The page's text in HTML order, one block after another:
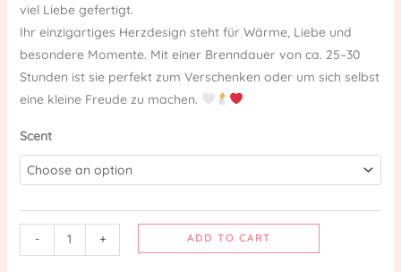
viel Liebe gefertigt.
Ihr einzigartiges Herzdesign steht für Wärme, Liebe und
besondere Momente. Mit einer Brenndauer von ca. 25–30
Stunden ist sie perfekt zum Verschenken oder um sich selbst
eine kleine Freude zu machen.
Scent
- + ADD TO CART